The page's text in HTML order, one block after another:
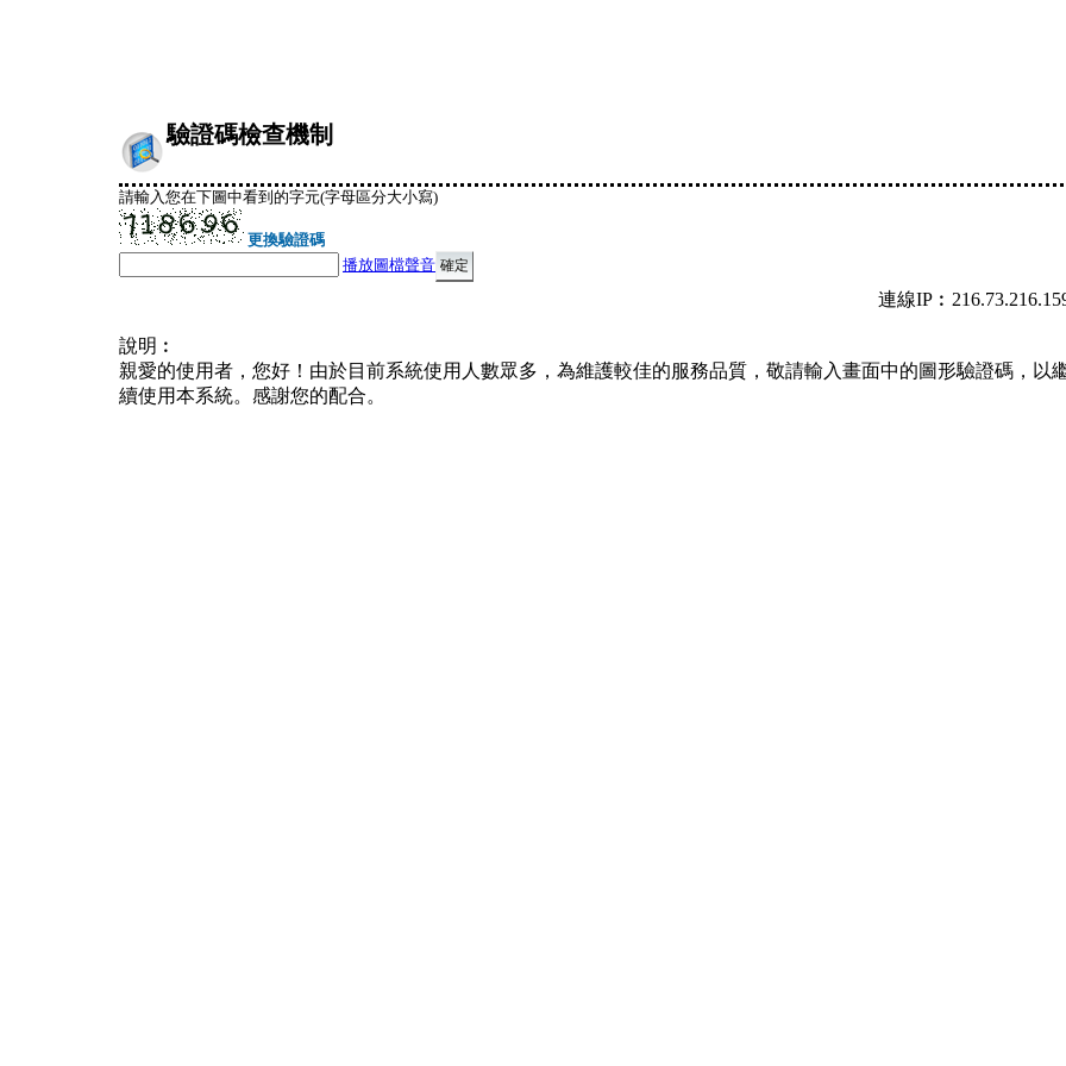
驗證碼檢查機制
請輸入您在下圖中看到的字元(字母區分大小寫)
更換驗證碼
播放圖檔聲音
連線
說明︰
親愛的使用者，您好！由於目前系統使用人數眾多，為維護較佳的服務品質，敬請輸入畫面中的圖形驗證碼，以
續使用本系統。感謝您的配合。